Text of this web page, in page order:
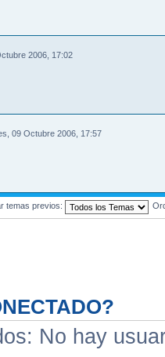
2006, 17:02
09 Octubre 2006, 17:57
temas previos:
No hay